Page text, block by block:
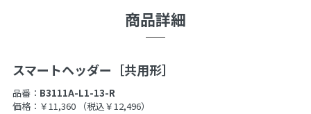
商品詳細
スマートヘッダー［共用形］
品番： B3111A-L1-13-R
価格：￥11,360
（税込￥12,496）